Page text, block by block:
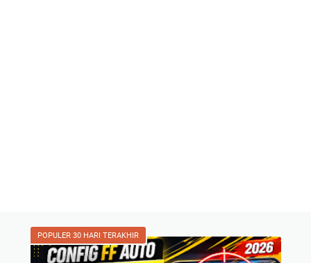
POPULER 30 HARI TERAKHIR